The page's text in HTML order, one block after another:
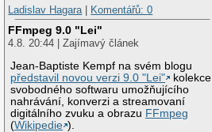
Ladislav Hagara | Komentářů: 0
FFmpeg 9.0 "Lei"
4.8. 20:44 | Zajímavý článek
Jean-Baptiste Kempf na svém blogu
představil novou verzi 9.0 "Lei"
kolekce
svobodného softwaru umožňujícího
nahrávání, konverzi a streamovaní
digitálního zvuku a obrazu FFmpeg
(Wikipedie ).